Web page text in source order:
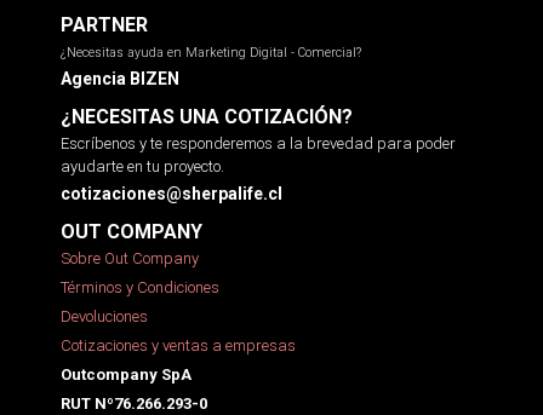
PARTNER
¿Necesitas ayuda en Marketing Digital - Comercial?
Agencia BIZEN
¿NECESITAS UNA COTIZACIÓN?
Escríbenos y te responderemos a la brevedad para poder
ayudarte en tu proyecto.
cotizaciones@sherpalife.cl
OUT COMPANY
Sobre Out Company
Términos y Condiciones
Devoluciones
Cotizaciones y ventas a empresas
Outcompany SpA
RUT Nº76.266.293-0